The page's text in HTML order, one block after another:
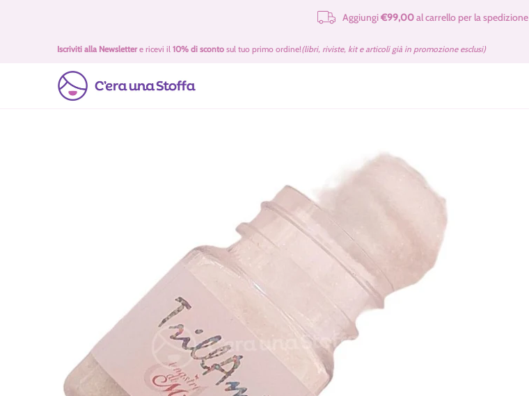
Aggiungi€99,00al carrello per la spedizione
Idee Regalo 🎁 Tessuti
Iscriviti alla Newslettere ricevi il 10% di sconto sul tuo primo ordine!(libri, riviste, kit e articoli già in promozione esclusi)